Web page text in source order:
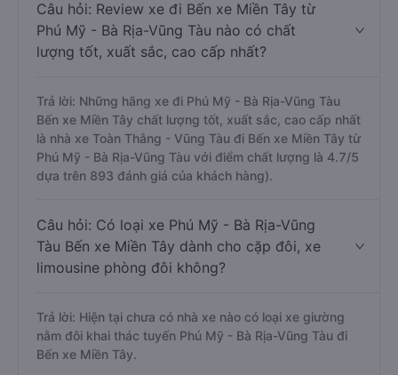
Câu hỏi: Review xe đi Bến xe Miền Tây từ
Phú Mỹ - Bà Rịa-Vũng Tàu nào có chất
lượng tốt, xuất sắc, cao cấp nhất?
Trả lời: Những hãng xe đi Phú Mỹ - Bà Rịa-Vũng Tàu
Bến xe Miền Tây chất lượng tốt, xuất sắc, cao cấp nhất
là nhà xe Toàn Thắng - Vũng Tàu đi Bến xe Miền Tây từ
Phú Mỹ - Bà Rịa-Vũng Tàu với điểm chất lượng là 4.7/5
dựa trên 893 đánh giá của khách hàng).
Câu hỏi: Có loại xe Phú Mỹ - Bà Rịa-Vũng
Tàu Bến xe Miền Tây dành cho cặp đôi, xe
limousine phòng đôi không?
Trả lời: Hiện tại chưa có nhà xe nào có loại xe giường
nằm đôi khai thác tuyến Phú Mỹ - Bà Rịa-Vũng Tàu đi
Bến xe Miền Tây.